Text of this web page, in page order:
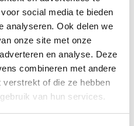
social media te bieden
analyseren. Ook delen we
onze site met onze
en analyse. Deze
combineren met andere
verstrekt of die ze hebben
van hun services.